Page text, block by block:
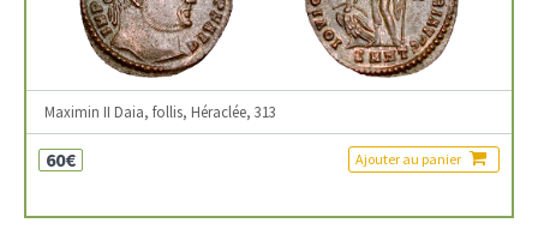
Maximin II Daia, follis, Héraclée, 313
60€ Ajouter au panier